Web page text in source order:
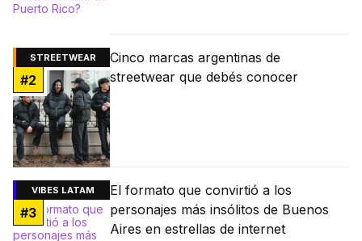
STREETWEAR
#2
Cinco marcas argentinas de
streetwear que debés conocer
VIBES LATAM
#3
El formato que convirtió a los
personajes más insólitos de Buenos
Aires en estrellas de internet